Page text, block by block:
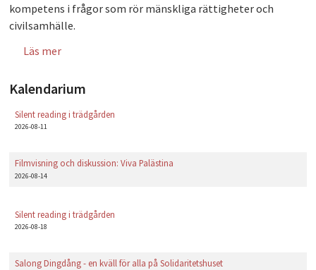
kompetens i frågor som rör mänskliga rättigheter och
civilsamhälle.
Läs merom Östgruppen
Kalendarium
Silent reading i trädgården
2026-08-11
Filmvisning och diskussion: Viva Palästina
2026-08-14
Silent reading i trädgården
2026-08-18
Salong Dingdång - en kväll för alla på Solidaritetshuset